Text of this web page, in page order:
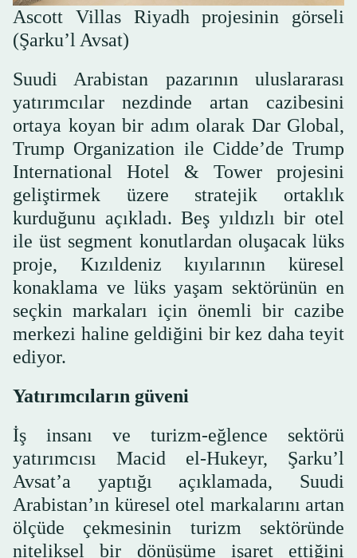
Ascott Villas Riyadh projesinin görseli
(Şarku’l Avsat)
Suudi Arabistan pazarının uluslararası
yatırımcılar nezdinde artan cazibesini
ortaya koyan bir adım olarak Dar Global,
Trump Organization ile Cidde’de Trump
International Hotel & Tower projesini
geliştirmek üzere stratejik ortaklık
kurduğunu açıkladı. Beş yıldızlı bir otel
ile üst segment konutlardan oluşacak lüks
proje, Kızıldeniz kıyılarının küresel
konaklama ve lüks yaşam sektörünün en
seçkin markaları için önemli bir cazibe
merkezi haline geldiğini bir kez daha teyit
ediyor.
Yatırımcıların güveni
İş insanı ve turizm-eğlence sektörü
yatırımcısı Macid el-Hukeyr, Şarku’l
Avsat’a yaptığı açıklamada, Suudi
Arabistan’ın küresel otel markalarını artan
ölçüde çekmesinin turizm sektöründe
niteliksel bir dönüşüme işaret ettiğini